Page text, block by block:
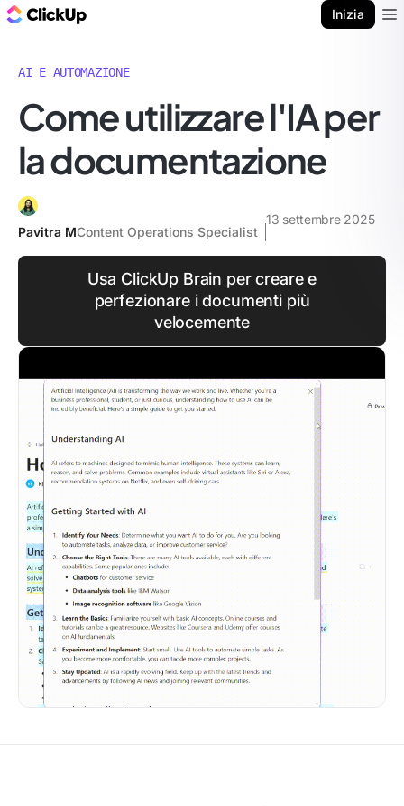
Inizia
AI E AUTOMAZIONE
Come utilizzare l'IA per
la documentazione
Pavitra MContent Operations Specialist
13 settembre 2025
Usa ClickUp Brain per creare e
perfezionare i documenti più
velocemente